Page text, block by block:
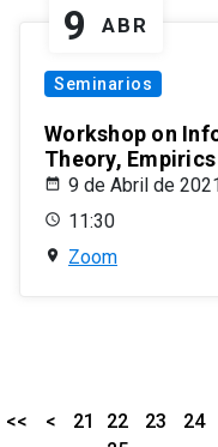
9 ABR
Seminarios
Workshop on
Theory,
9 de Abril de
11:30
Zoom
<< < 21 22 23
24